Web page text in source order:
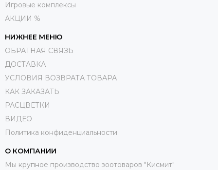
Игровые комплексы
АКЦИИ %
НИЖНЕЕ МЕНЮ
ОБРАТНАЯ СВЯЗЬ
ДОСТАВКА
УСЛОВИЯ ВОЗВРАТА ТОВАРА
КАК ЗАКАЗАТЬ
РАСЦВЕТКИ
ВИДЕО
Политика конфиденциальности
О КОМПАНИИ
Мы крупное производство зоотоваров "Кисмит"